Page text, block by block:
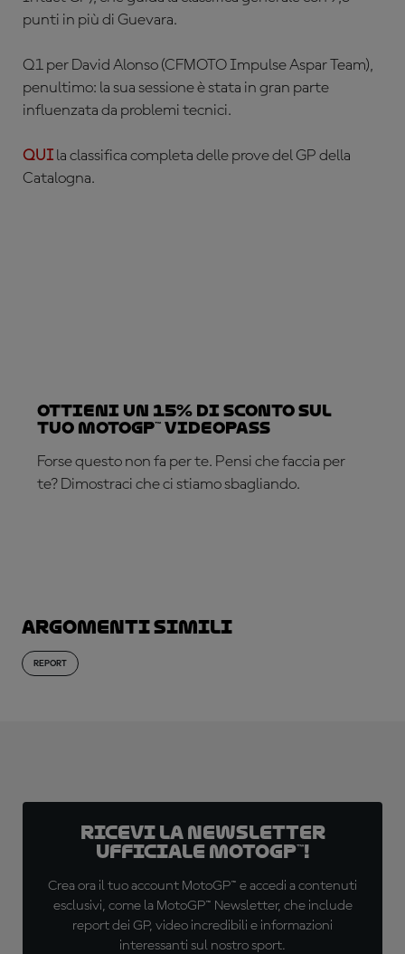
punti in più di Guevara.
Q1 per David Alonso (CFMOTO Impulse Aspar Team),
penultimo: la sua sessione è stata in gran parte
influenzata da problemi tecnici.
QUI la classifica completa delle prove del GP della
Catalogna.
Ottieni un 15% di sconto sul
tuo MotoGP™ VideoPass
Forse questo non fa per te. Pensi che faccia per
te? Dimostraci che ci stiamo sbagliando.
Argomenti simili
REPORT
Ricevi la newsletter
ufficiale MotoGP™!
Crea ora il tuo account MotoGP™ e accedi a contenuti
esclusivi, come la MotoGP™ Newsletter, che include
report dei GP, video incredibili e informazioni
interessanti sul nostro sport.